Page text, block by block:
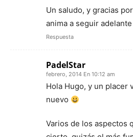
Un saludo, y gracias
anima a seguir adelante
Respuesta
PadelStar
febrero, 2014 En 10:12 am
Hola Hugo, y un placer
nuevo
Varios de los aspectos